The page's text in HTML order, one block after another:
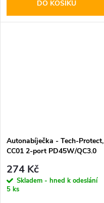
DO KOŠÍKU
Autonabíječka - Tech-Protect,
CC01 2-port PD45W/QC3.0
274 Kč
Skladem - hned k odeslání
5 ks